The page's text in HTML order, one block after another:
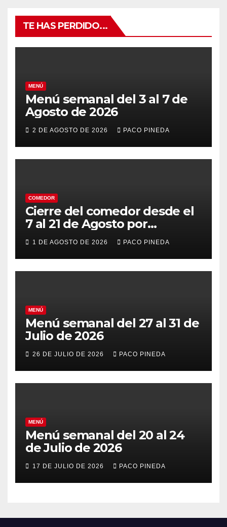
TE HAS PERDIDO...
MENÚ
Menú semanal del 3 al 7 de
Agosto de 2026
2 DE AGOSTO DE 2026 PACO PINEDA
COMEDOR
Cierre del comedor desde el
7 al 21 de Agosto por
vacaciones
1 DE AGOSTO DE 2026 PACO PINEDA
MENÚ
Menú semanal del 27 al 31 de
Julio de 2026
26 DE JULIO DE 2026 PACO PINEDA
MENÚ
Menú semanal del 20 al 24
de Julio de 2026
17 DE JULIO DE 2026 PACO PINEDA